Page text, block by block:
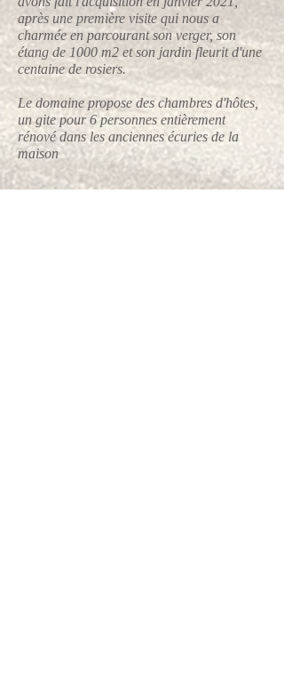
après une première visite qui nous a
charmée en parcourant son verger, son
étang de 1000 m2 et son jardin fleurit d'une
centaine de rosiers.
​Le domaine propose des chambres d'hôtes,
un gite pour 6 personnes entièrement
rénové dans les anciennes écuries de la
maison